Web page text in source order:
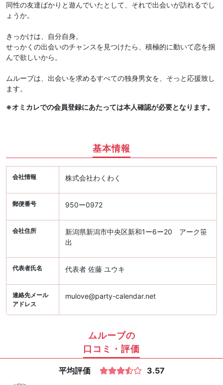
同性の友達ばかりと遊んでいたとして、それで出会いが訪れるでし
ょうか。
きっかけは、自分自身。
せっかくの出会いのチャンスを見つけたら、積極的に動いて恋を掴
んで欲しいから。
ムルーブは、出会いを求めるすべての独身男女を、そっと応援致し
ます。
※オミカレでの会員登録にあたっては本人確認が必要となります。
基本情報
会社情報 株式会社わくわく
郵便番号 950ー0972
会社住所
新潟県新潟市中央区新和1ー6ー20 アーク笹
出
代表者氏名 代表者 佐藤 ユウキ
連絡先メール
アドレス
mulove@party-calendar.net
ムルーブの
口コミ・評価
平均評価 3.57